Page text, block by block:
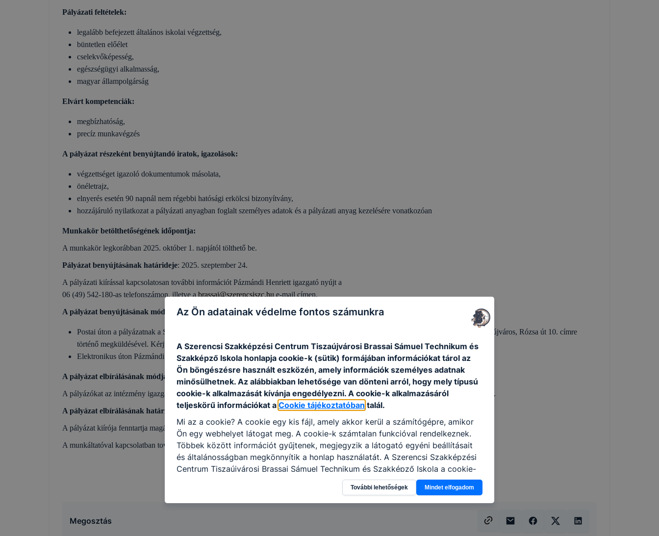
Pályázati feltételek:
legalább befejezett általános iskolai végzettség,
büntetlen előélet
cselekvőképesség,
egészségügyi alkalmasság,
magyar állampolgárság
Elvárt kompetenciák:
megbízhatóság,
precíz munkavégzés
A pályázat részeként benyújtandó iratok, igazolások:
végzettséget igazoló dokumentumok másolata,
önéletrajz,
elnyerés esetén 90 napnál nem régebbi hatósági erkölcsi bizonyítvány,
hozzájáruló nyilatkozat a pályázati anyagban foglalt személyes adatok és a pályázati anyag kezelésére vonatkozóan
Munkakör betölthetőségének időpontja:
A munkakör legkorábban 2025. október 1. napjától tölthető be.
Pályázat benyújtásának határideje: 2025. szeptember 24.
A pályázati kiírással kapcsolatosan további információt Pázmándi Henriett igazgató nyújt a
06 (49) 542-180-as telefonszámon, illetve a brassai@szerencsiszc.hu e-mail címen.
A pályázat benyújtásának módja:
Postai úton a pályázatnak a Szerencsi Szakképzési Centrum
Sámuel Technikum és Szakképző Iskola, 3580 Tiszaújváros, Rózsa út 10. címre
történő megküldésével. Kérjük a borítékon feltüntetni a munkakör megnevezését.
Elektronikus úton Pázmándi Henriett igazgató részére abrassai@szerencsiszc.hue-mail címen keresztül.
A pályázat elbírálásának módja rendje:
A pályázókat az intézmény igazgatója hallgatja meg, javaslatát megküldi a Szerencsi Szakképzési Centrum kancellárjának döntés érdekében.
A pályázat elbírálásának határideje: 2025. szeptember 29.
A pályázat kiírója fenntartja magának a jogot, hogy a pályázatot eredménytelenné nyilvánítsa.
A munkáltatóval kapcsolatban további információt ahttps://brassaisamuel.hu/ honlapon szerezhetnek.
Megosztás
Az Ön adatainak védelme fontos számunkra
A Szerencsi Szakképzési Centrum Tiszaújvárosi Brassai Sámuel Technikum és
Szakképző Iskola honlapja cookie-k (sütik) formájában információkat tárol az
Ön böngészésre használt eszközén, amely információk személyes adatnak
minősülhetnek. Az alábbiakban lehetősége van dönteni arról, hogy mely típusú
cookie-k alkalmazását kívánja engedélyezni. A cookie-k alkalmazásáról
teljeskörű információkat a Cookie tájékoztatóban talál.
Mi az a cookie? A cookie egy kis fájl, amely akkor kerül a számítógépre, amikor
Ön egy webhelyet látogat meg. A cookie-k számtalan funkcióval rendelkeznek.
Többek között információt gyűjtenek, megjegyzik a látogató egyéni beállításait
és általánosságban megkönnyítik a honlap használatát. A Szerencsi Szakképzési
Centrum Tiszaújvárosi Brassai Sámuel Technikum és Szakképző Iskola a cookie-
kat a következő célokból használja: információ gyűjtése azzal kapcsolatban,
hogyan használja Ön a honlapot -annak felmérésével, hogy a honlap melyik
részeit látogatja, vagy használja leginkább, így megtudhatjuk, hogyan
További lehetőségek Mindet elfogadom